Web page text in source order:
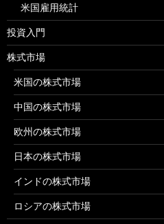
米国雇用統計
投資入門
株式市場
米国の株式市場
中国の株式市場
欧州の株式市場
日本の株式市場
インドの株式市場
ロシアの株式市場